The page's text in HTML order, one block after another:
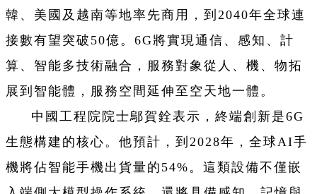
韓、美國及越南等地率先商用，到2040年全球連
接數有望突破50億。6G將實現通信、感知、計
算、智能多技術融合，服務對象從人、機、物拓
展到智能體，服務空間延伸至空天地一體。
中國工程院院士鄔賀銓表示，終端創新是6G
生態構建的核心。他預計，到2028年，全球AI手
機將佔智能手機出貨量的54%。這類設備不僅嵌